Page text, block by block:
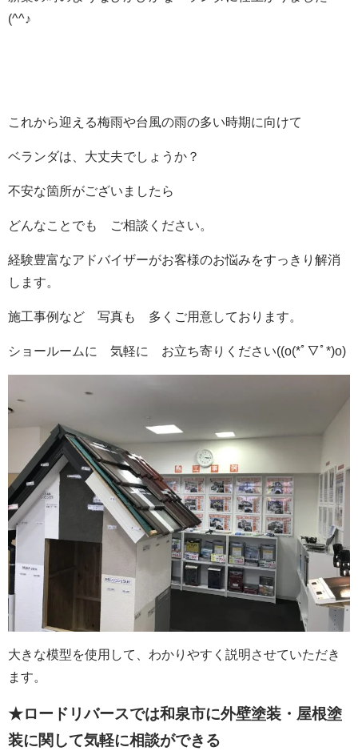
(^^♪
これから迎える梅雨や台風の雨の多い時期に向けて
ベランダは、大丈夫でしょうか？
不安な箇所がございましたら
どんなことでも ご相談ください。
経験豊富なアドバイザーがお客様のお悩みをすっきり解消
します。
施工事例など 写真も 多くご用意しております。
ショールームに 気軽に お立ち寄りください((o(*ﾟ▽ﾟ*)o)
大きな模型を使用して、わかりやすく説明させていただき
ます。
★ロードリバースでは和泉市に外壁塗装・屋根塗
装に関して気軽に相談ができる